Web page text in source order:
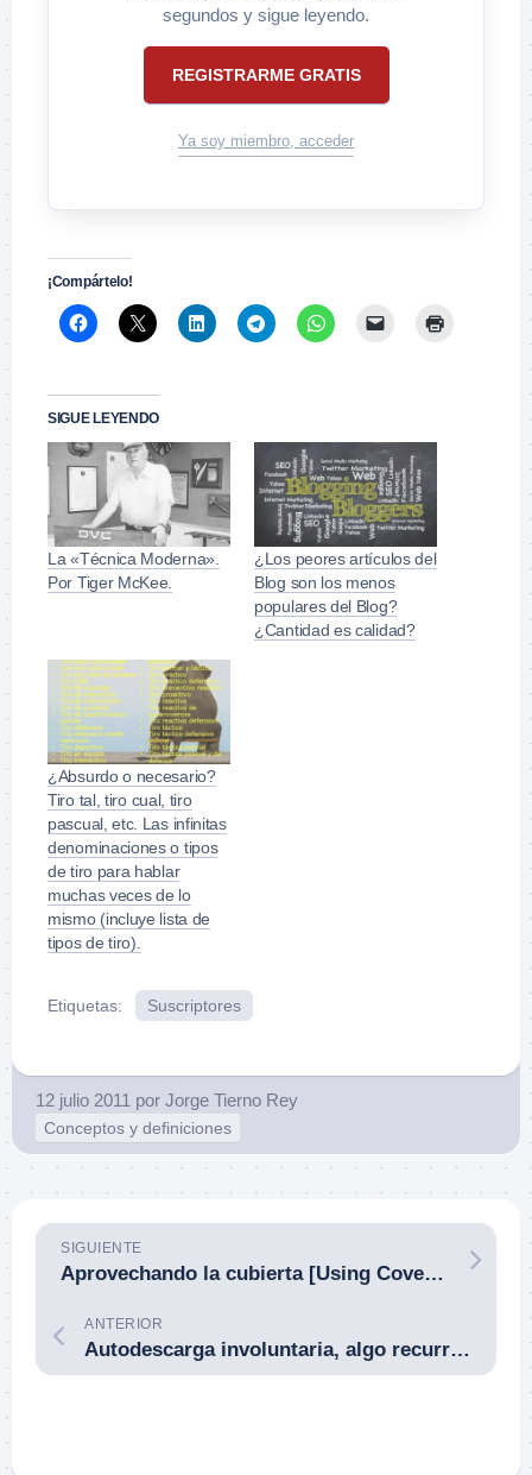
segundos y sigue leyendo.
REGISTRARME GRATIS
Ya soy miembro, acceder
¡Compártelo!
SIGUE LEYENDO
La «Técnica Moderna».
Por Tiger McKee.
¿Los peores artículos del
Blog son los menos
populares del Blog?
¿Cantidad es calidad?
¿Absurdo o necesario?
Tiro tal, tiro cual, tiro
pascual, etc. Las infinitas
denominaciones o tipos
de tiro para hablar
muchas veces de lo
mismo (incluye lista de
tipos de tiro).
Etiquetas: Suscriptores
12 julio 2011 por Jorge Tierno Rey
Conceptos y definiciones
SIGUIENTE
Aprovechando la cubierta [Using Cover]. Por Tiger McKee.
ANTERIOR
Autodescarga involuntaria, algo recurrente con algunas fundas pistoleras.